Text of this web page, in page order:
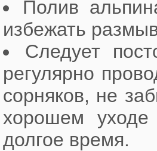
Полив
избежать
Следует
регулярно
сорняков, не
хорошем уходе
долгое время.